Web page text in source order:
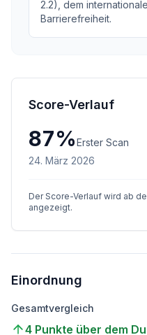
2.2), dem
Barrierefreiheit.
Score-Verlauf
87%Erster Scan
24. März 2026
Der Score-Verlauf wird ab
angezeigt.
Einordnung
Gesamtvergleich
4 Punkte über dem